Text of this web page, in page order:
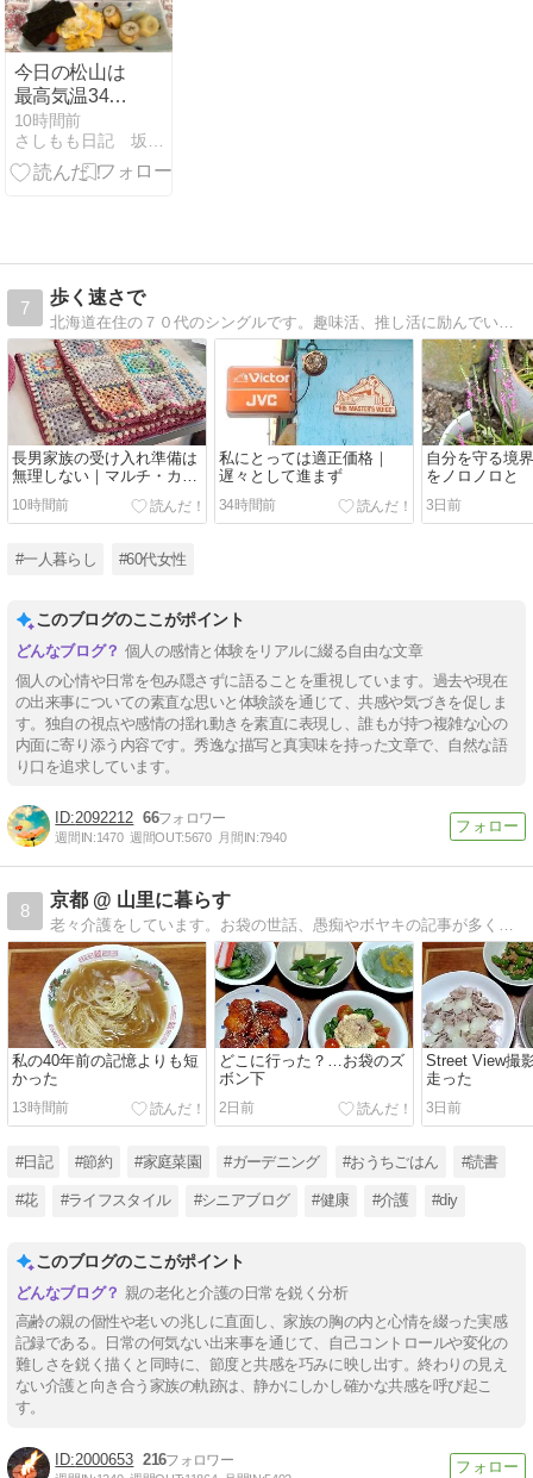
今日の松山は
最高気温34度
の予想
10時間前
さしもも日記 坂の上の雲松山市から
7
歩く速さで
北海道在住の７０代のシングルです。趣味活、推し活に励んでいます。
長男家族の受け入れ準備は
無理しない｜マルチ・カバ
ーが完成
10時間前
私にとっては適正価格｜
遅々として進まず
34時間前
自分を守る境
をノロノロと
3日前
#一人暮らし #60代女性
このブログのここがポイント
個人の感情と体験をリアルに綴る自由な文章
個人の心情や日常を包み隠さずに語ることを重視しています。過去や現在
の出来事についての素直な思いと体験談を通じて、共感や気づきを促しま
す。独自の視点や感情の揺れ動きを素直に表現し、誰もが持つ複雑な心の
内面に寄り添う内容です。秀逸な描写と真実味を持った文章で、自然な語
り口を追求しています。
2092212 66
週間IN:1470 週間OUT:5670 月間IN:7940
8
京都 @ 山里に暮らす
老々介護をしています。お袋の世話、愚痴やボヤキの記事が多くなりました。ほぼ日記です。座右の銘「人間万事塞翁が馬」
私の40年前の記憶よりも短
かった
13時間前
どこに行った？…お袋のズ
ボン下
2日前
Street View撮
走った
3日前
#日記 #節約 #家庭菜園 #ガーデニング #おうちごはん #読書
#花 #ライフスタイル #シニアブログ #健康 #介護 #diy
このブログのここがポイント
親の老化と介護の日常を鋭く分析
高齢の親の個性や老いの兆しに直面し、家族の胸の内と心情を綴った実感
記録である。日常の何気ない出来事を通じて、自己コントロールや変化の
難しさを鋭く描くと同時に、節度と共感を巧みに映し出す。終わりの見え
ない介護と向き合う家族の軌跡は、静かにしかし確かな共感を呼び起こ
す。
2000653 216